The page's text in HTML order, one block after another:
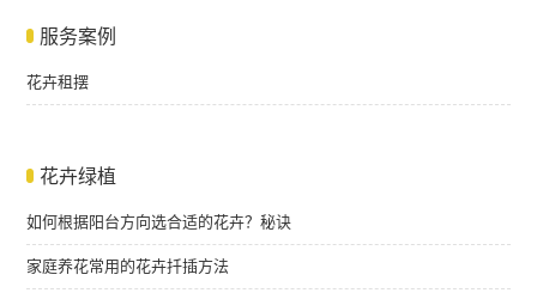
服务案例
花卉租摆
花卉绿植
如何根据阳台方向选合适的花卉？秘诀
家庭养花常用的花卉扦插方法